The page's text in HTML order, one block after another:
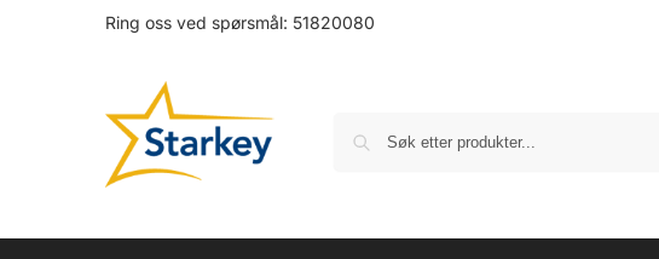
Ring oss ved spørsmål: 51820080